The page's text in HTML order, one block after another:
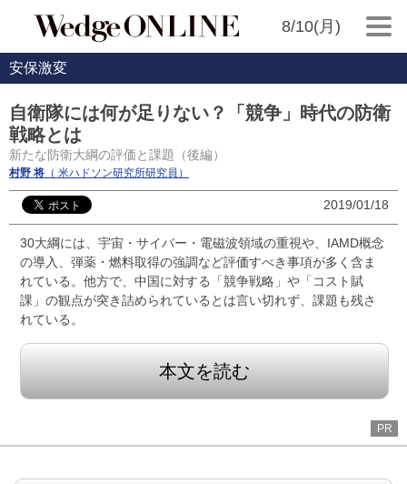
8/10(月)
安保激変
自衛隊には何が足りない？「競争」時代の防衛
戦略とは
新たな防衛大綱の評価と課題（後編）
村野 将 （ 米ハドソン研究所研究員）
2019/01/18
30大綱には、宇宙・サイバー・電磁波領域の重視や、IAMD概念
の導入、弾薬・燃料取得の強調など評価すべき事項が多く含ま
れている。他方で、中国に対する「競争戦略」や「コスト賦
課」の観点が突き詰められているとは言い切れず、課題も残さ
れている。
本文を読む
PR